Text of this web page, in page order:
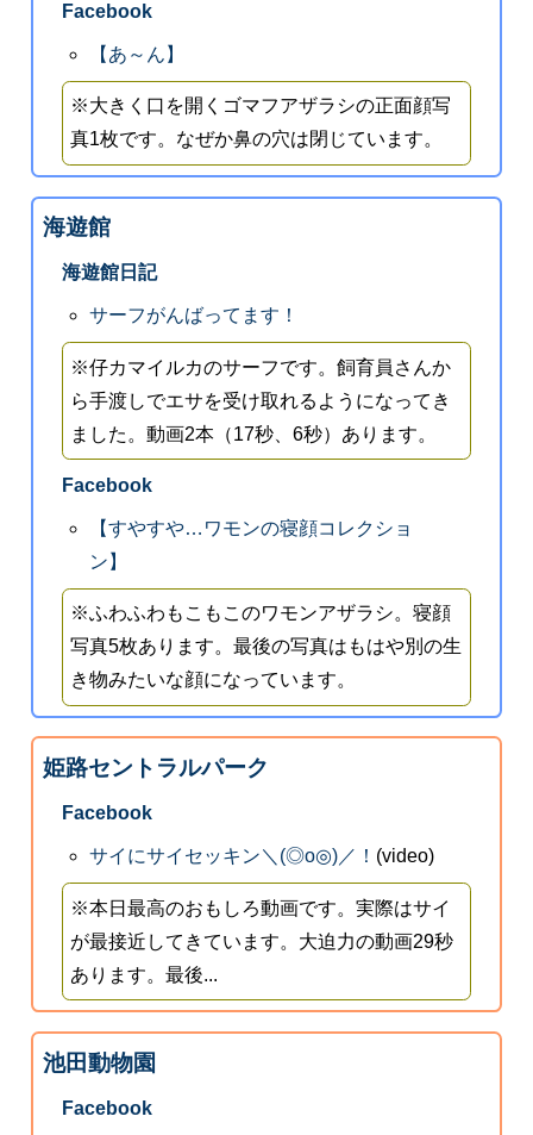
Facebook
【あ～ん】
※大きく口を開くゴマフアザラシの正面顔写
真1枚です。なぜか鼻の穴は閉じています。
海遊館
海遊館日記
サーフがんばってます！
※仔カマイルカのサーフです。飼育員さんか
ら手渡しでエサを受け取れるようになってき
ました。動画2本（17秒、6秒）あります。
Facebook
【すやすや…ワモンの寝顔コレクショ
ン】
※ふわふわもこもこのワモンアザラシ。寝顔
写真5枚あります。最後の写真はもはや別の生
き物みたいな顔になっています。
姫路セントラルパーク
Facebook
サイにサイセッキン＼(◎o◎)／！ (video)
※本日最高のおもしろ動画です。実際はサイ
が最接近してきています。大迫力の動画29秒
あります。最後...
池田動物園
Facebook